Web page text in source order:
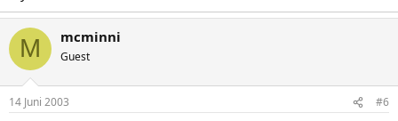
M mcminni
Guest
14 Juni 2003 #6